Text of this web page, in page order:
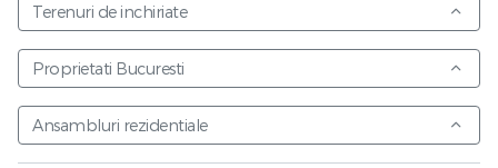
Terenuri de inchiriate
Proprietati Bucuresti
Ansambluri rezidentiale